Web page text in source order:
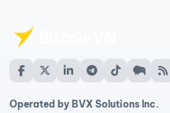
Operated by BVX Solutions Inc.